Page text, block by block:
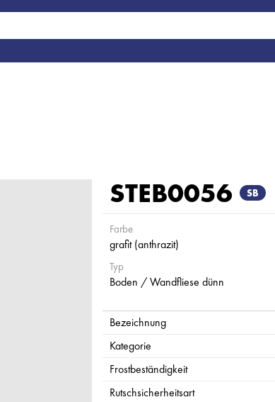
STEB0056 SB
Farbe
grafit (anthrazit)
Typ
Boden / Wandfliese dünn
Bezeichnung
Kategorie
Frostbeständigkeit
Rutschsicherheitsart